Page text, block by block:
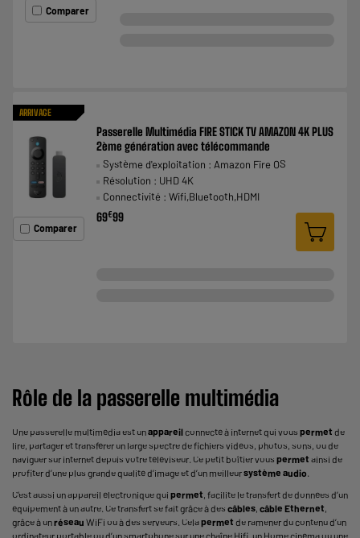
Comparer
ARRIVAGE
Comparer
Passerelle Multimédia FIRE STICK TV AMAZON 4K PLUS
2ème génération avec télécommande
Système d'exploitation : Amazon Fire OS
Résolution : UHD 4K
Connectivité : Wifi,Bluetooth,HDMI
69€99
Rôle de la passerelle multimédia
Une passerelle multimédia est unappareilconnecté à internet qui vous permet de
lire, partager et transférer un large spectre de fichiers vidéos, photos, sons, ou de
naviguer sur internet depuis votretéléviseur. Ce petit boîtier vous permet ainsi de
profiter d’une plus grande qualité d’image et d’un meilleursystème audio.
C’est aussi un appareil électronique qui permet, facilite le transfert de données d’un
équipement à un autre. Ce transfert se fait grâce à des câbles, câble Ethernet,
grâce à unréseau WiFi ou à des serveurs. Celapermet de ramener du contenu d’un